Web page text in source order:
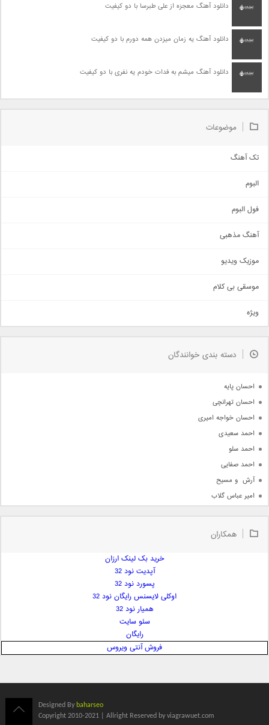
دانلود آهنگ معجزه از علی طبرسا با دو کیفیت
دانلود آهنگ یه زمان میزدن همه دورم با دو کیفیت
دانلود آهنگ میشم به فدات خودم یه نفری با دو کیفیت
موضوعات
تک آهنگ
اجتماعی
حماسی
سنتی
اهنگ بندرعباسی
دمو
مذهبی
جدیدترین ها
البوم
فول البوم
آهنگ مذهبی
موزیک ویدیو
موسقی بی کلام
ویژه
دسته بندی خوانندگان
احسان پایه
احسان تهرانچی
احسان خواجه امیری
احمد سعیدی
احمد سلو
احمد صفایی
آرش  و مسیح
امیر عباس گلاب
امیر علی
ایمان غلامی
بابک جهانبخش
همکاران
خرید بک لینک ارزان
آپدیت نود 32
پسورد نود 32
اوکلی لایسنس رایگان نود 32
همیار نود 32
سئو سایت
رایگان
فروش آنتی ویروس
Designed By baharseo
Copyright 2010-2021 | Allright Reserved by viagrawuet.com